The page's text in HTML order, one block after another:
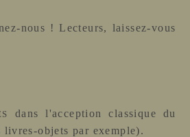
nous ! Lecteurs, laissez-vous
dans l'acception classique du
livres-objets par exemple).